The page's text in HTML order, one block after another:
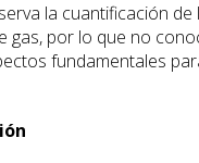
la cuantificación de
gas, por lo que no
fundamentales